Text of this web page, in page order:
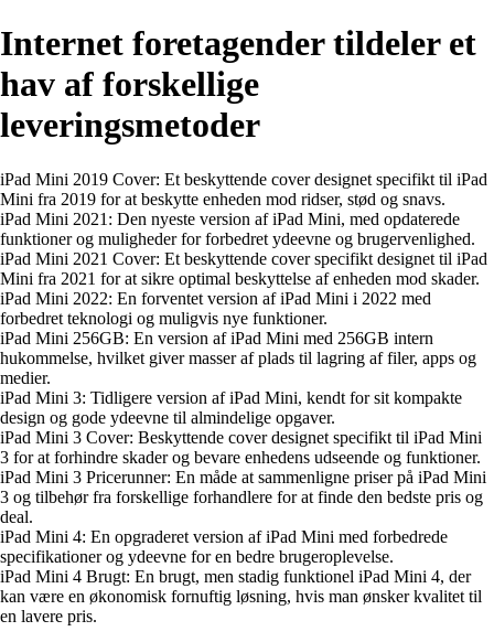
Internet foretagender tildeler et
hav af forskellige
leveringsmetoder
iPad Mini 2019 Cover: Et beskyttende cover designet specifikt til iPad
Mini fra 2019 for at beskytte enheden mod ridser, stød og snavs.
iPad Mini 2021: Den nyeste version af iPad Mini, med opdaterede
funktioner og muligheder for forbedret ydeevne og brugervenlighed.
iPad Mini 2021 Cover: Et beskyttende cover specifikt designet til iPad
Mini fra 2021 for at sikre optimal beskyttelse af enheden mod skader.
iPad Mini 2022: En forventet version af iPad Mini i 2022 med
forbedret teknologi og muligvis nye funktioner.
iPad Mini 256GB: En version af iPad Mini med 256GB intern
hukommelse, hvilket giver masser af plads til lagring af filer, apps og
medier.
iPad Mini 3: Tidligere version af iPad Mini, kendt for sit kompakte
design og gode ydeevne til almindelige opgaver.
iPad Mini 3 Cover: Beskyttende cover designet specifikt til iPad Mini
3 for at forhindre skader og bevare enhedens udseende og funktioner.
iPad Mini 3 Pricerunner: En måde at sammenligne priser på iPad Mini
3 og tilbehør fra forskellige forhandlere for at finde den bedste pris og
deal.
iPad Mini 4: En opgraderet version af iPad Mini med forbedrede
specifikationer og ydeevne for en bedre brugeroplevelse.
iPad Mini 4 Brugt: En brugt, men stadig funktionel iPad Mini 4, der
kan være en økonomisk fornuftig løsning, hvis man ønsker kvalitet til
en lavere pris.